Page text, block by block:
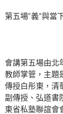
第五場“義”與當
會講第五場由北
教師掌管，主題
傳授白彤東，清
副傳授、弘道書
東省私塾聯誼會